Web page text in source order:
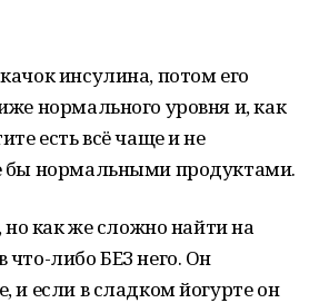
инсулина, потом его
нормального уровня и, как
есть всё чаще и не
бы нормальными продуктами.
но как же сложно найти на
что-либо БЕЗ него. Он
и если в сладком йогурте он